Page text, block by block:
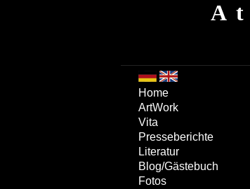
Home
ArtWork
Vita
Presseberichte
Literatur
Blog/Gästebuch
Fotos